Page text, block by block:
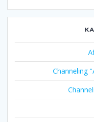
Channeling